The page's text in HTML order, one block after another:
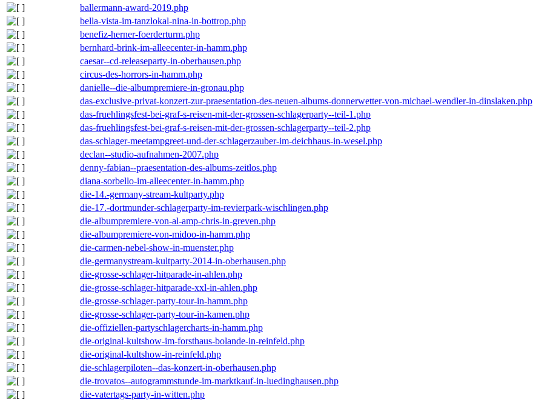
ballermann-award-2019.php
bella-vista-im-tanzlokal-nina-in-bottrop.php
benefiz-herner-foerderturm.php
bernhard-brink-im-alleecenter-in-hamm.php
caesar--cd-releaseparty-in-oberhausen.php
circus-des-horrors-in-hamm.php
danielle--die-albumpremiere-in-gronau.php
das-exclusive-privat-konzert-zur-praesentation-des-neuen-albums-donnerwetter-von-michael-wendler-in-dinslaken.php
das-fruehlingsfest-bei-graf-s-reisen-mit-der-grossen-schlagerparty--teil-1.php
das-fruehlingsfest-bei-graf-s-reisen-mit-der-grossen-schlagerparty--teil-2.php
das-schlager-meetampgreet-und-der-schlagerzauber-im-deichhaus-in-wesel.php
declan--studio-aufnahmen-2007.php
denny-fabian--praesentation-des-albums-zeitlos.php
diana-sorbello-im-alleecenter-in-hamm.php
die-14.-germany-stream-kultparty.php
die-17.-dortmunder-schlagerparty-im-revierpark-wischlingen.php
die-albumpremiere-von-al-amp-chris-in-greven.php
die-albumpremiere-von-midoo-in-hamm.php
die-carmen-nebel-show-in-muenster.php
die-germanystream-kultparty-2014-in-oberhausen.php
die-grosse-schlager-hitparade-in-ahlen.php
die-grosse-schlager-hitparade-xxl-in-ahlen.php
die-grosse-schlager-party-tour-in-hamm.php
die-grosse-schlager-party-tour-in-kamen.php
die-offiziellen-partyschlagercharts-in-hamm.php
die-original-kultshow-im-forsthaus-bolande-in-reinfeld.php
die-original-kultshow-in-reinfeld.php
die-schlagerpiloten--das-konzert-in-oberhausen.php
die-trovatos--autogrammstunde-im-marktkauf-in-luedinghausen.php
die-vatertags-party-in-witten.php